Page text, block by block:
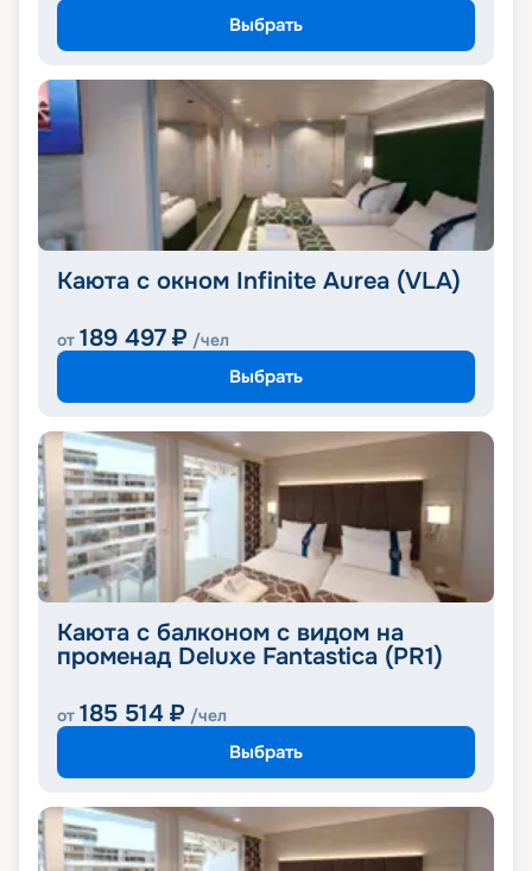
Выбрать
Каюта с окном Infinite Aurea (VLA)
от 189 497 ₽ /чел
Выбрать
Каюта с балконом с видом на
променад Deluxe Fantastica (PR1)
от 185 514 ₽ /чел
Выбрать